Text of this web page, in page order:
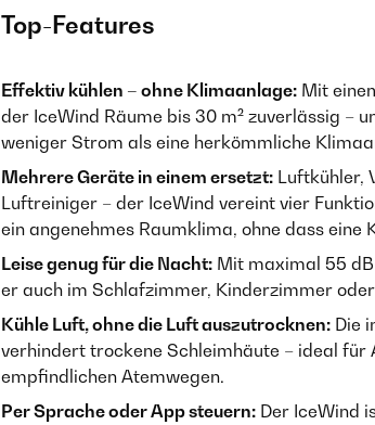
Top-Features
Effektiv kühlen – ohne Klimaanlage: Mit
der IceWind Räume bis 30 m² zuverlässig –
weniger Strom als eine herkömmliche
Mehrere Geräte in einem ersetzt: Luftkühler,
Luftreiniger – der IceWind vereint vier
ein angenehmes Raumklima, ohne dass eine
Leise genug für die Nacht: Mit maximal 55
er auch im Schlafzimmer, Kinderzimmer
Kühle Luft, ohne die Luft auszutrocknen: Die
verhindert trockene Schleimhäute – ideal für
empfindlichen Atemwegen.
Per Sprache oder App steuern: Der IceWind